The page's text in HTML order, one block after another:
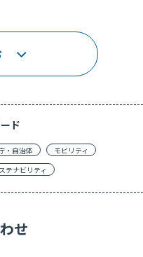
ド
・自治体
モビリティ
テナビリティ
せ